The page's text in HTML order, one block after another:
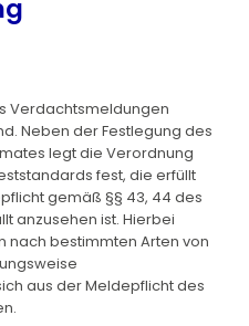
Verdachtsmeldungen
Neben der Festlegung des
legt die Verordnung
fest, die erfüllt
gemäß §§ 43, 44 des
anzusehen ist. Hierbei
nach bestimmten Arten von
aus der Meldepflicht des